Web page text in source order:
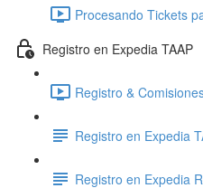
Procesando Tickets
Registro en Expedia TAAP
Registro &
Registro en Expedia
Registro en Expedia